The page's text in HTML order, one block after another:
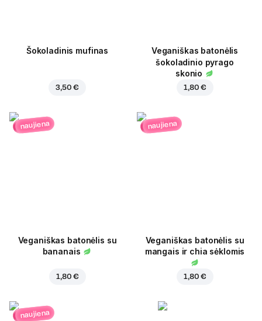
Šokoladinis mufinas
3,50 €
Veganiškas batonėlis
šokoladinio pyrago
skonio
1,80 €
naujiena
Veganiškas batonėlis su
bananais
1,80 €
naujiena
Veganiškas batonėlis su
mangais ir chia sėklomis
1,80 €
naujiena